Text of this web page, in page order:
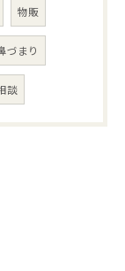
物販
づまり
談